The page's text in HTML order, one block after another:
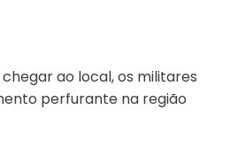
ao local, os militares
perfurante na região